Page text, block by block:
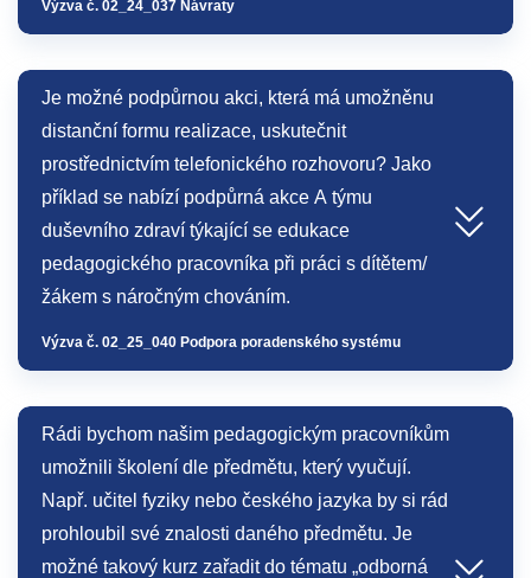
Výzva č. 02_24_037 Návraty
Je možné podpůrnou akci, která má umožněnu
distanční formu realizace, uskutečnit
prostřednictvím telefonického rozhovoru? Jako
příklad se nabízí podpůrná akce A týmu
duševního zdraví týkající se edukace
pedagogického pracovníka při práci s dítětem/
žákem s náročným chováním.
Výzva č. 02_25_040 Podpora poradenského systému
Rádi bychom našim pedagogickým pracovníkům
umožnili školení dle předmětu, který vyučují.
Např. učitel fyziky nebo českého jazyka by si rád
prohloubil své znalosti daného předmětu. Je
možné takový kurz zařadit do tématu „odborná